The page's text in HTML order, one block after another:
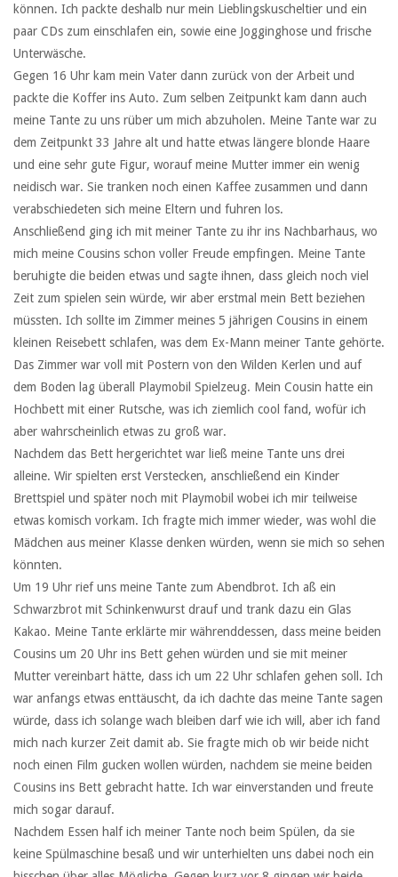
können. Ich packte deshalb nur mein Lieblingskuscheltier und ein
paar CDs zum einschlafen ein, sowie eine Jogginghose und frische
Unterwäsche.
Gegen 16 Uhr kam mein Vater dann zurück von der Arbeit und
packte die Koffer ins Auto. Zum selben Zeitpunkt kam dann auch
meine Tante zu uns rüber um mich abzuholen. Meine Tante war zu
dem Zeitpunkt 33 Jahre alt und hatte etwas längere blonde Haare
und eine sehr gute Figur, worauf meine Mutter immer ein wenig
neidisch war. Sie tranken noch einen Kaffee zusammen und dann
verabschiedeten sich meine Eltern und fuhren los.
Anschließend ging ich mit meiner Tante zu ihr ins Nachbarhaus, wo
mich meine Cousins schon voller Freude empfingen. Meine Tante
beruhigte die beiden etwas und sagte ihnen, dass gleich noch viel
Zeit zum spielen sein würde, wir aber erstmal mein Bett beziehen
müssten. Ich sollte im Zimmer meines 5 jährigen Cousins in einem
kleinen Reisebett schlafen, was dem Ex-Mann meiner Tante gehörte.
Das Zimmer war voll mit Postern von den Wilden Kerlen und auf
dem Boden lag überall Playmobil Spielzeug. Mein Cousin hatte ein
Hochbett mit einer Rutsche, was ich ziemlich cool fand, wofür ich
aber wahrscheinlich etwas zu groß war.
Nachdem das Bett hergerichtet war ließ meine Tante uns drei
alleine. Wir spielten erst Verstecken, anschließend ein Kinder
Brettspiel und später noch mit Playmobil wobei ich mir teilweise
etwas komisch vorkam. Ich fragte mich immer wieder, was wohl die
Mädchen aus meiner Klasse denken würden, wenn sie mich so sehen
könnten.
Um 19 Uhr rief uns meine Tante zum Abendbrot. Ich aß ein
Schwarzbrot mit Schinkenwurst drauf und trank dazu ein Glas
Kakao. Meine Tante erklärte mir währenddessen, dass meine beiden
Cousins um 20 Uhr ins Bett gehen würden und sie mit meiner
Mutter vereinbart hätte, dass ich um 22 Uhr schlafen gehen soll. Ich
war anfangs etwas enttäuscht, da ich dachte das meine Tante sagen
würde, dass ich solange wach bleiben darf wie ich will, aber ich fand
mich nach kurzer Zeit damit ab. Sie fragte mich ob wir beide nicht
noch einen Film gucken wollen würden, nachdem sie meine beiden
Cousins ins Bett gebracht hatte. Ich war einverstanden und freute
mich sogar darauf.
Nachdem Essen half ich meiner Tante noch beim Spülen, da sie
keine Spülmaschine besaß und wir unterhielten uns dabei noch ein